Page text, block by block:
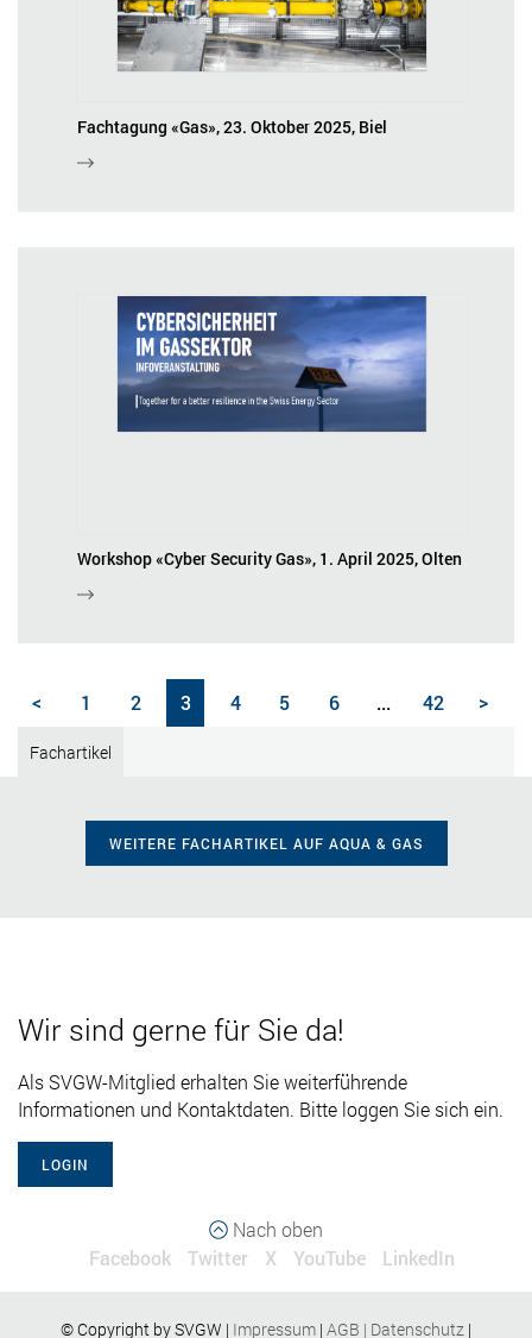
Fachtagung «Gas», 23. Oktober 2025, Biel
Workshop «Cyber Security Gas», 1. April 2025, Olten
< 1 2 3 4 5 6 ... 42 >
Fachartikel
WEITERE FACHARTIKEL AUF AQUA & GAS
Wir sind gerne für Sie da!
Als SVGW-Mitglied erhalten Sie weiterführende
Informationen und Kontaktdaten. Bitte loggen Sie sich ein.
LOGIN
Nach oben
Facebook
Twitter X YouTube LinkedIn
© Copyright by SVGW | Impressum | AGB | Datenschutz |